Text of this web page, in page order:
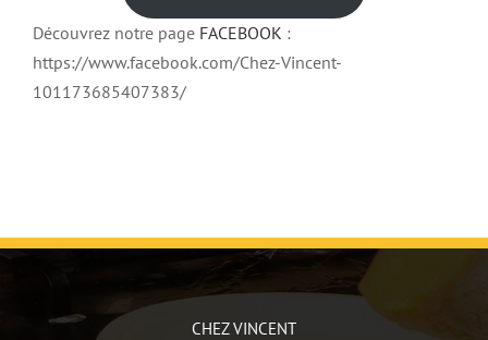
Découvrez notre page FACEBOOK :
https://www.facebook.com/Chez-Vincent-
101173685407383/
CHEZ VINCENT